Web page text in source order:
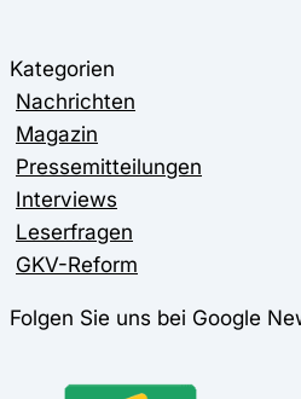
Kategorien
Nachrichten
Magazin
Pressemitteilungen
Interviews
Leserfragen
GKV-Reform
Folgen Sie uns bei Google